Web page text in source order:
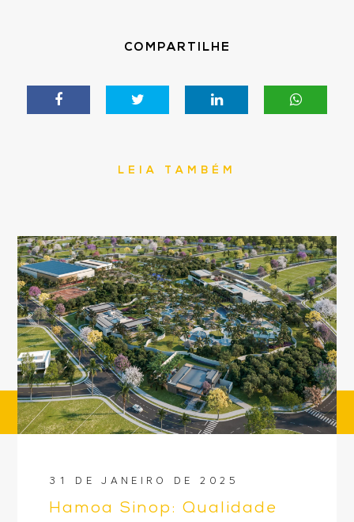
COMPARTILHE
LEIA TAMBÉM
31 DE JANEIRO DE 2025
Hamoa Sinop: Qualidade